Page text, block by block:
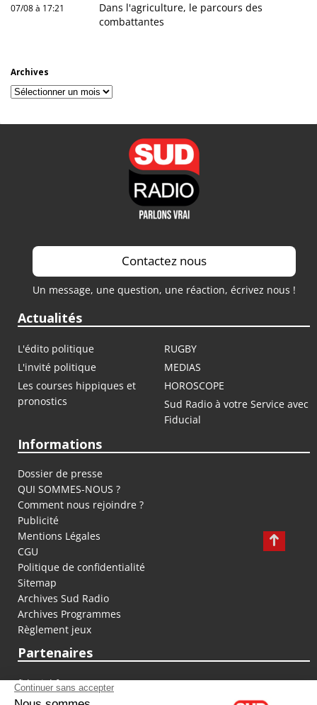
07/08 à 17:21
Dans l'agriculture, le parcours des
combattantes
Archives
Archives
Contactez nous
Un message, une question, une réaction, écrivez nous !
Actualités
L'édito politique
RUGBY
L'invité politique
MEDIAS
Les courses hippiques et
pronostics
HOROSCOPE
Sud Radio à votre Service avec
Fiducial
Informations
Dossier de presse
QUI SOMMES-NOUS ?
Comment nous rejoindre ?
Publicité
Mentions Légales
CGU
Politique de confidentialité
Sitemap
Archives Sud Radio
Archives Programmes
Règlement jeux
Partenaires
fiducial.fr
lyoncapitale.fr